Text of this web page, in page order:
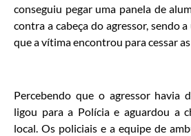
conseguiu pegar uma panela de
contra a cabeça do agressor, sendo
que a vítima encontrou para cessar
Percebendo que o agressor havia
ligou para a Polícia e aguardou a
local. Os policiais e a equipe de